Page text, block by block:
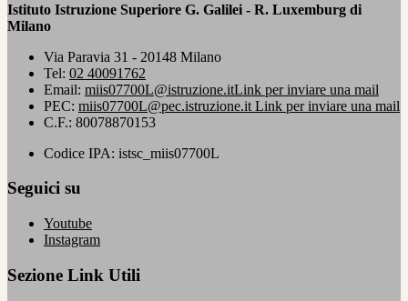
Istituto Istruzione Superiore G. Galilei - R. Luxemburg di
Milano
Via Paravia 31 - 20148 Milano
Tel: 02 40091762
Email: miis07700L@istruzione.itLink per inviare una mail
PEC: miis07700L@pec.istruzione.it Link per inviare una mail
C.F.: 80078870153
Codice IPA: istsc_miis07700L
Seguici su
Youtube
Instagram
Sezione Link Utili